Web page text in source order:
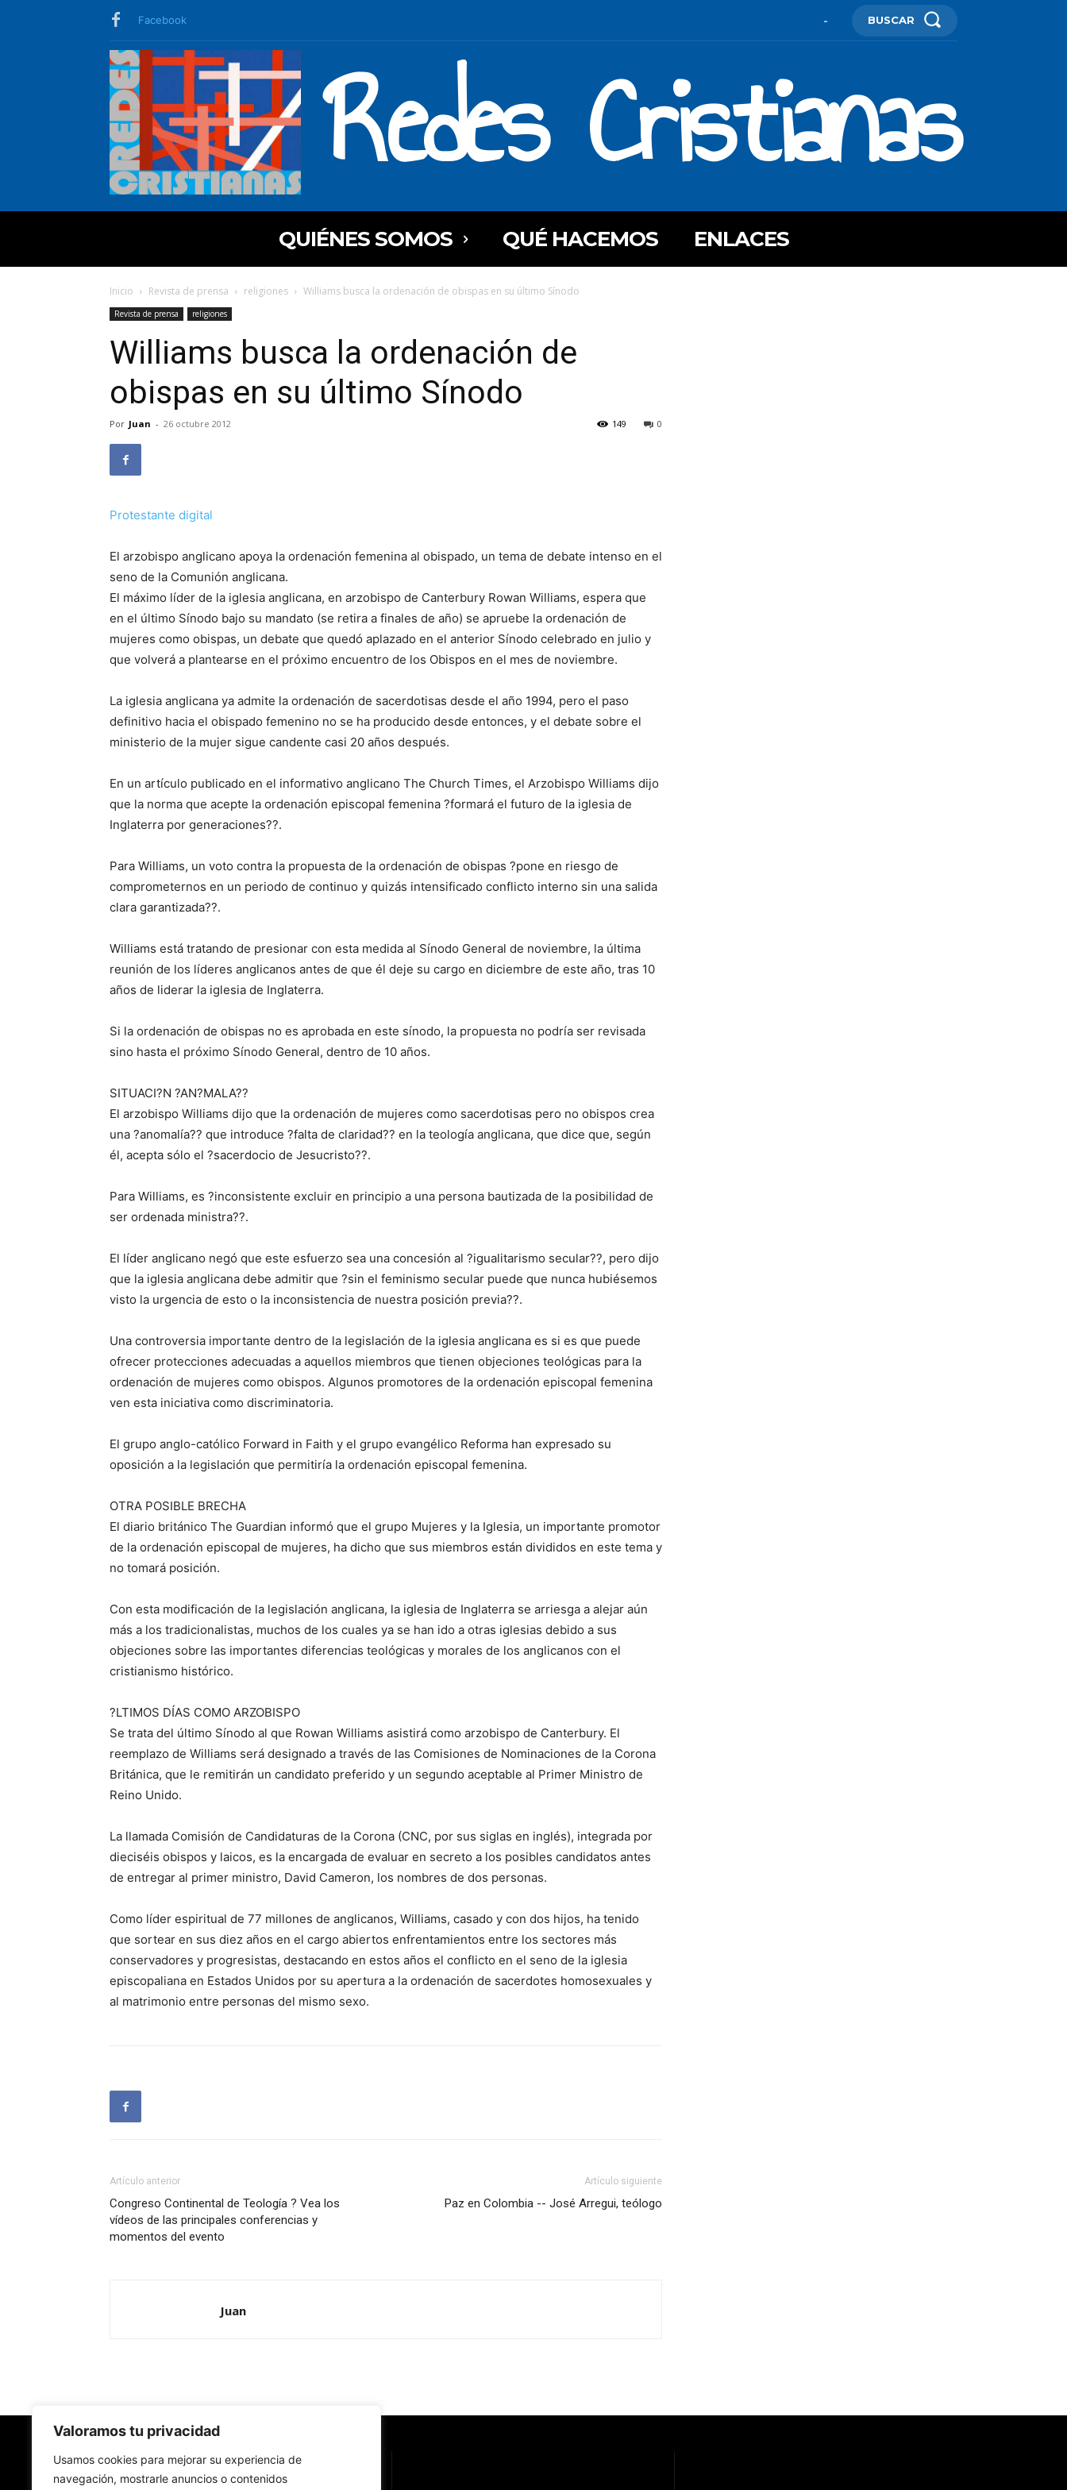
Valoramos tu privacidad
Usamos cookies para mejorar su experiencia de
navegación, mostrarle anuncios o contenidos
Facebook - BUSCAR
Redes Cristianas
QUIÉNES SOMOS QUÉ HACEMOS ENLACES
Inicio Revista de prensa religiones Williams busca la ordenación de obispas en su último Sínodo
Revista de prensa religiones
Williams busca la ordenación de
obispas en su último Sínodo
Por Juan - 26 octubre 2012 0
149
Protestante digital
El arzobispo anglicano apoya la ordenación femenina al obispado, un tema de debate intenso en el
seno de la Comunión anglicana.
El máximo líder de la iglesia anglicana, en arzobispo de Canterbury Rowan Williams, espera que
en el último Sínodo bajo su mandato (se retira a finales de año) se apruebe la ordenación de
mujeres como obispas, un debate que quedó aplazado en el anterior Sínodo celebrado en julio y
que volverá a plantearse en el próximo encuentro de los Obispos en el mes de noviembre.
La iglesia anglicana ya admite la ordenación de sacerdotisas desde el año 1994, pero el paso
definitivo hacia el obispado femenino no se ha producido desde entonces, y el debate sobre el
ministerio de la mujer sigue candente casi 20 años después.
En un artículo publicado en el informativo anglicano The Church Times, el Arzobispo Williams dijo
que la norma que acepte la ordenación episcopal femenina ?formará el futuro de la iglesia de
Inglaterra por generaciones??.
Para Williams, un voto contra la propuesta de la ordenación de obispas ?pone en riesgo de
comprometernos en un periodo de continuo y quizás intensificado conflicto interno sin una salida
clara garantizada??.
Williams está tratando de presionar con esta medida al Sínodo General de noviembre, la última
reunión de los líderes anglicanos antes de que él deje su cargo en diciembre de este año, tras 10
años de liderar la iglesia de Inglaterra.
Si la ordenación de obispas no es aprobada en este sínodo, la propuesta no podría ser revisada
sino hasta el próximo Sínodo General, dentro de 10 años.
SITUACI?N ?AN?MALA??
El arzobispo Williams dijo que la ordenación de mujeres como sacerdotisas pero no obispos crea
una ?anomalía?? que introduce ?falta de claridad?? en la teología anglicana, que dice que, según
él, acepta sólo el ?sacerdocio de Jesucristo??.
Para Williams, es ?inconsistente excluir en principio a una persona bautizada de la posibilidad de
ser ordenada ministra??.
El líder anglicano negó que este esfuerzo sea una concesión al ?igualitarismo secular??, pero dijo
que la iglesia anglicana debe admitir que ?sin el feminismo secular puede que nunca hubiésemos
visto la urgencia de esto o la inconsistencia de nuestra posición previa??.
Una controversia importante dentro de la legislación de la iglesia anglicana es si es que puede
ofrecer protecciones adecuadas a aquellos miembros que tienen objeciones teológicas para la
ordenación de mujeres como obispos. Algunos promotores de la ordenación episcopal femenina
ven esta iniciativa como discriminatoria.
El grupo anglo-católico Forward in Faith y el grupo evangélico Reforma han expresado su
oposición a la legislación que permitiría la ordenación episcopal femenina.
OTRA POSIBLE BRECHA
El diario británico The Guardian informó que el grupo Mujeres y la Iglesia, un importante promotor
de la ordenación episcopal de mujeres, ha dicho que sus miembros están divididos en este tema y
no tomará posición.
Con esta modificación de la legislación anglicana, la iglesia de Inglaterra se arriesga a alejar aún
más a los tradicionalistas, muchos de los cuales ya se han ido a otras iglesias debido a sus
objeciones sobre las importantes diferencias teológicas y morales de los anglicanos con el
cristianismo histórico.
?LTIMOS DÍAS COMO ARZOBISPO
Se trata del último Sínodo al que Rowan Williams asistirá como arzobispo de Canterbury. El
reemplazo de Williams será designado a través de las Comisiones de Nominaciones de la Corona
Británica, que le remitirán un candidato preferido y un segundo aceptable al Primer Ministro de
Reino Unido.
La llamada Comisión de Candidaturas de la Corona (CNC, por sus siglas en inglés), integrada por
dieciséis obispos y laicos, es la encargada de evaluar en secreto a los posibles candidatos antes
de entregar al primer ministro, David Cameron, los nombres de dos personas.
Como líder espiritual de 77 millones de anglicanos, Williams, casado y con dos hijos, ha tenido
que sortear en sus diez años en el cargo abiertos enfrentamientos entre los sectores más
conservadores y progresistas, destacando en estos años el conflicto en el seno de la iglesia
episcopaliana en Estados Unidos por su apertura a la ordenación de sacerdotes homosexuales y
al matrimonio entre personas del mismo sexo.
Artículo anterior
Congreso Continental de Teología ? Vea los
vídeos de las principales conferencias y
momentos del evento
Artículo siguiente
Paz en Colombia -- José Arregui, teólogo
Juan
Redes Cristianas